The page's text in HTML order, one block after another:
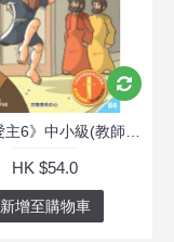
HK $54.0
新增至購物車